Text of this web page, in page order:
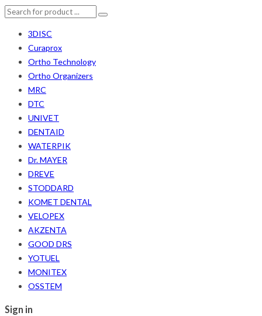
3DISC
Curaprox
Ortho Technology
Ortho Organizers
MRC
DTC
UNIVET
DENTAID
WATERPIK
Dr. MAYER
DREVE
STODDARD
KOMET DENTAL
VELOPEX
AKZENTA
GOOD DRS
YOTUEL
MONITEX
OSSTEM
Sign in